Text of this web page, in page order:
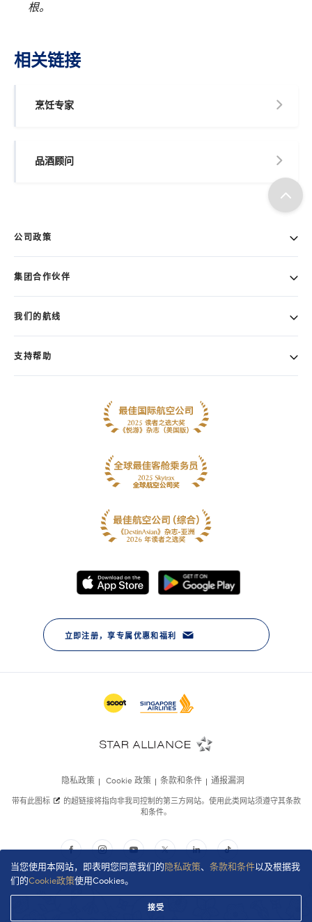
当您使用本网站，即表明您同意我们的隐私政策、 条款和条件以及根据我
们的Cookie政策使用Cookies。
接受
根。
相关链接
烹饪专家
品酒顾问